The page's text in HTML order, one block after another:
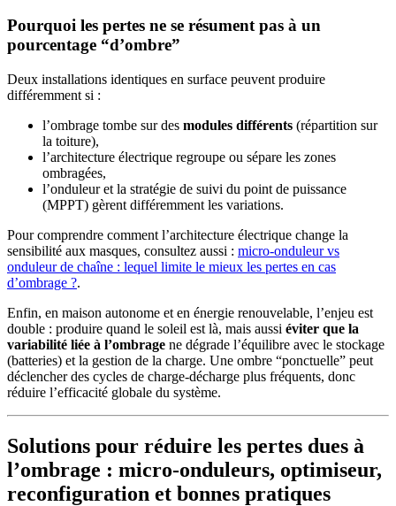
Pourquoi les pertes ne se résument pas à un
pourcentage “d’ombre”
Deux installations identiques en surface peuvent produire
différemment si :
l’ombrage tombe sur des modules différents (répartition sur
la toiture),
l’architecture électrique regroupe ou sépare les zones
ombragées,
l’onduleur et la stratégie de suivi du point de puissance
(MPPT) gèrent différemment les variations.
Pour comprendre comment l’architecture électrique change la
sensibilité aux masques, consultez aussi : micro-onduleur vs
onduleur de chaîne : lequel limite le mieux les pertes en cas
d’ombrage ?.
Enfin, en maison autonome et en énergie renouvelable, l’enjeu est
double : produire quand le soleil est là, mais aussi éviter que la
variabilité liée à l’ombrage ne dégrade l’équilibre avec le stockage
(batteries) et la gestion de la charge. Une ombre “ponctuelle” peut
déclencher des cycles de charge-décharge plus fréquents, donc
réduire l’efficacité globale du système.
Solutions pour réduire les pertes dues à
l’ombrage : micro-onduleurs, optimiseur,
reconfiguration et bonnes pratiques